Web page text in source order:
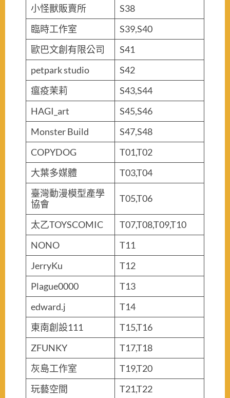
小怪獸販賣所
S38
臨時工作室
S39,S40
歐巴文創有限公司
S41
petpark studio
S42
瘟疫茉莉
S43,S44
HAGI_art
S45,S46
Monster Build
S47,S48
COPYDOG
T01,T02
大葉多媒體
T03,T04
臺灣動漫模型產學
協會
T05,T06
太乙TOYSCOMIC
T07,T08,T09,T10
NONO
T11
JerryKu
T12
Plague0000
T13
edward.j
T14
東南創設111
T15,T16
ZFUNKY
T17,T18
灰島工作室
T19,T20
玩藝空間
T21,T22